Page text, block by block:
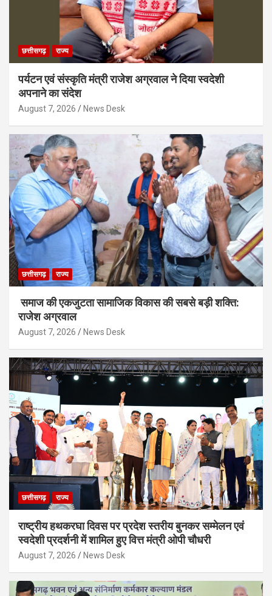
छत्तीसगढ़ राज्य
पर्यटन एवं संस्कृति मंत्री राजेश अग्रवाल ने दिया स्वदेशी
अपनाने का संदेश
August 7, 2026 News Desk
छत्तीसगढ़ राज्य
समाज की एकजुटता सामाजिक विकास की सबसे बड़ी शक्ति:
राजेश अग्रवाल
August 7, 2026 News Desk
छत्तीसगढ़ राज्य
राष्ट्रीय हथकरघा दिवस पर प्रदेश स्तरीय बुनकर सम्मेलन एवं
स्वदेशी प्रदर्शनी में शामिल हुए वित्त मंत्री ओपी चौधरी
August 7, 2026 News Desk